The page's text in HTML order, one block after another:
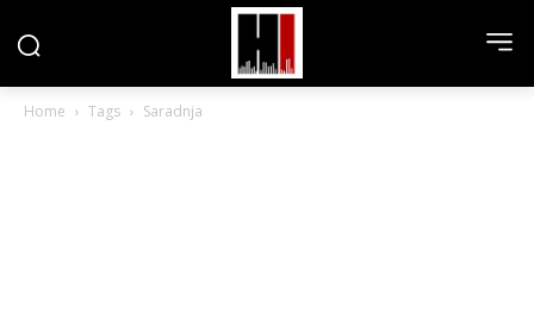
Home Tags Saradnja